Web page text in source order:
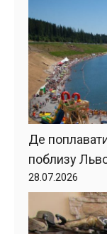
Де
поблизу
28.07.2026